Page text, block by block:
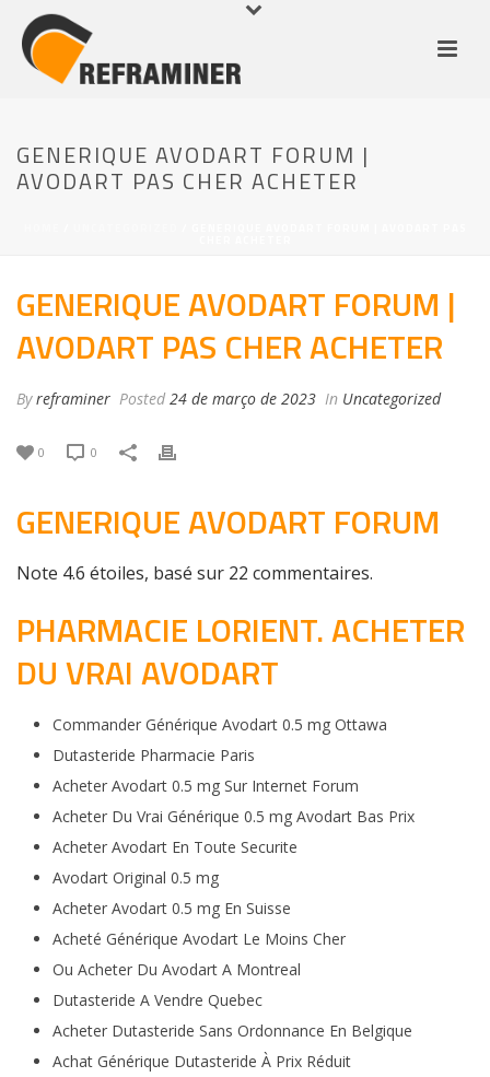
GENERIQUE AVODART FORUM |
AVODART PAS CHER ACHETER
GENERIQUE AVODART FORUM |
AVODART PAS CHER ACHETER
Byreframiner Posted 24 de março de 2023 In Uncategorized
0 0
GENERIQUE AVODART FORUM
Note 4.6 étoiles, basé sur 22 commentaires.
PHARMACIE LORIENT. ACHETER
DU VRAI AVODART
Commander Générique Avodart 0.5 mg Ottawa
Dutasteride Pharmacie Paris
Acheter Avodart 0.5 mg Sur Internet Forum
Acheter Du Vrai Générique 0.5 mg Avodart Bas Prix
Acheter Avodart En Toute Securite
Avodart Original 0.5 mg
Acheter Avodart 0.5 mg En Suisse
Acheté Générique Avodart Le Moins Cher
Ou Acheter Du Avodart A Montreal
Dutasteride A Vendre Quebec
Acheter Dutasteride Sans Ordonnance En Belgique
Achat Générique Dutasteride À Prix Réduit